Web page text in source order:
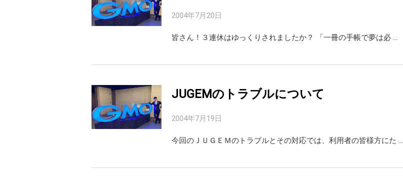
2004年7月20日
皆さん！３連休はゆっくりされましたか？ 「一冊の手帳で夢は必 …
JUGEMのトラブルについて
2004年7月19日
今回のＪＵＧＥＭのトラブルとその対応では、利用者の皆様方にた …